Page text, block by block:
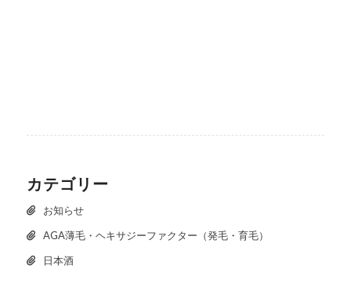
カテゴリー
お知らせ
AGA薄毛・ヘキサジーファクター（発毛・育毛）
日本酒